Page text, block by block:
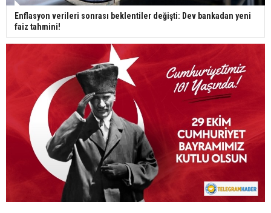
Enflasyon verileri sonrası beklentiler değişti: Dev bankadan yeni
faiz tahmini!